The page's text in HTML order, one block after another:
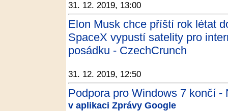
31. 12. 2019, 13:00
Elon Musk chce příští rok létat
SpaceX vypustí satelity pro
posádku - CzechCrunch
31. 12. 2019, 12:50
Podpora pro Windows 7 končí -
v aplikaci Zprávy Google